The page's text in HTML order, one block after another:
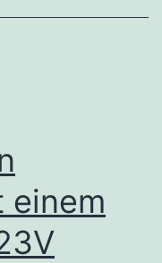
einem